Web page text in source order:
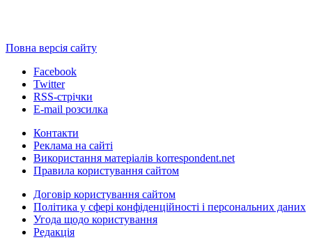
Повна версія сайту
Facebook
Twitter
RSS-стрічки
E-mail розсилка
Контакти
Реклама на сайті
Використання матеріалів korrespondent.net
Правила користування сайтом
Договір користування сайтом
Політика у сфері конфіденційності і персональних даних
Угода щодо користування
Редакція